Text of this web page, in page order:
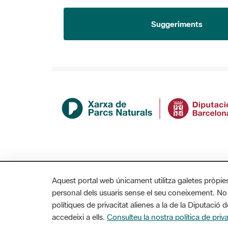
MAPA WEB AVÍS LEGAL
Aquest portal web únicament utilitza galetes
personal dels usuaris sense el seu coneixement.
polítiques de privacitat alienes a la de la Diputació
accedeixi a ells. Consulteu la nostra política de